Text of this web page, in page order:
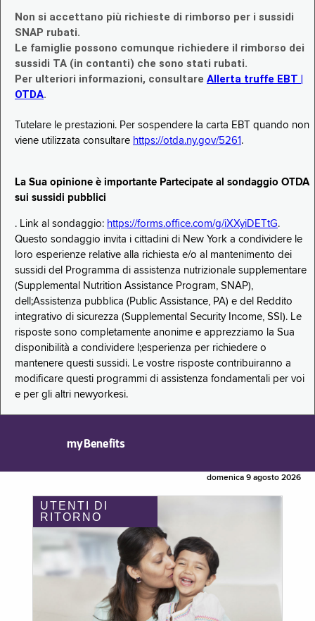
Non si accettano più richieste di rimborso per i sussidi
SNAP rubati.
Le famiglie possono comunque richiedere il rimborso dei
sussidi TA (in contanti) che sono stati rubati.
Per ulteriori informazioni, consultare Allerta truffe EBT |
OTDA.
Tutelare le prestazioni. Per sospendere la carta EBT quando non
viene utilizzata consultare https://otda.ny.gov/5261 .
La Sua opinione è importante Partecipate al sondaggio OTDA
sui sussidi pubblici
. Link al sondaggio: https://forms.office.com/g/iXXyiDETtG.
Questo sondaggio invita i cittadini di New York a condividere le
loro esperienze relative alla richiesta e/o al mantenimento dei
sussidi del Programma di assistenza nutrizionale supplementare
(Supplemental Nutrition Assistance Program, SNAP),
dell;Assistenza pubblica (Public Assistance, PA) e del Reddito
integrativo di sicurezza (Supplemental Security Income, SSI). Le
risposte sono completamente anonime e apprezziamo la Sua
disponibilità a condividere l;esperienza per richiedere o
mantenere questi sussidi. Le vostre risposte contribuiranno a
modificare questi programmi di assistenza fondamentali per voi
e per gli altri newyorkesi.
myBenefits
domenica 9 agosto 2026
UTENTI DI
RITORNO